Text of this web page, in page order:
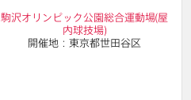
駒沢オリンピック公園総合運動場(屋
内球技場)
開催地：東京都世田谷区